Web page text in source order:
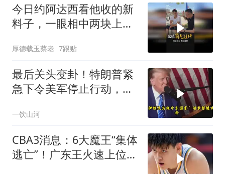
今日约阿达西看他收的新
料子，一眼相中两块上乘
厚德载玉蔡老 7跟贴
最后关头变卦！特朗普紧
急下令美军停止行动，他
一饮山河
CBA3消息：6大魔王“集体
逃亡”！广东王火速上位，